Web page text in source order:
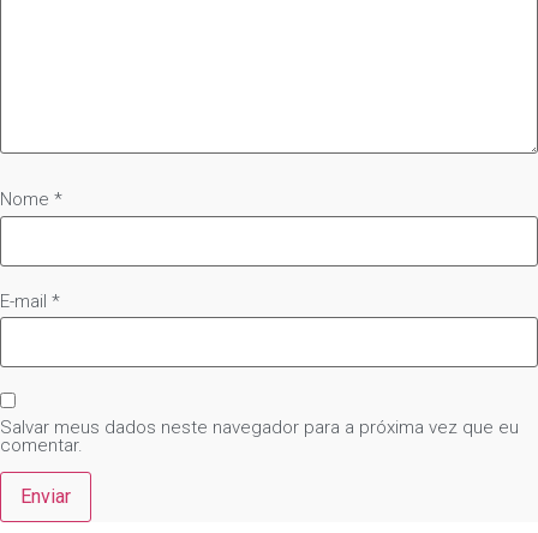
Nome *
E-mail *
Salvar meus dados neste navegador para a próxima vez que eu
comentar.